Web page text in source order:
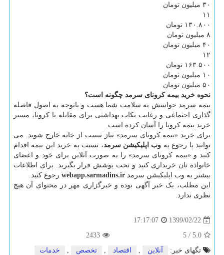
۳۰ میلیون تومان
۱۱
۱۳۰.۸۰۰ تومان
۸ میلیون تومان
۴۰ میلیون تومان
۱۲
۱۶۳.۵۰۰ تومان
۱۰ میلیون تومان
۵۰ میلیون تومان
نحوه خرید بیمه کرونای سرمد چگونه است؟
بیمه سرمد حواسش به سلامت شما هست و باتوجه به اصول فاصله
گذاری اجتماعی و رعایت نکات بهداشتی برای مقابله با کرونا، مسیر
خرید بیمه کرونا را آسان کرده است.
برای خرید «بیمه کرونای سرمد» نیاز نیست از خانه خارج شوید. می
توانید با رجوع به وب اپلیکیشن سرمد، نسبت به خرید این بیمه اقدام
کنید و «بیمه کرونای سرمد» را به صورت آنلاین برای خود و اعضای
خانواده تان خریداری کنید و تحت پوشش قرار بگیرید. برای اطلاعات
بیشتر به وب اپلیکیشن سرمد
رجوع کنید.
این مطلب، یک خبر آگهی بوده و خبرگزاری مهر در محتوای آن هیچ
نظری ندارد.
1399/02/22
17:17:07
5.0
/
5
2433
تگهای خبر:
آنلاین , اقتصاد , تخصص , خدمات